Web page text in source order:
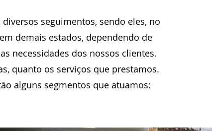
diversos seguimentos, sendo eles, no
demais estados, dependendo de
necessidades dos nossos clientes.
quanto os serviços que prestamos.
alguns segmentos que atuamos: